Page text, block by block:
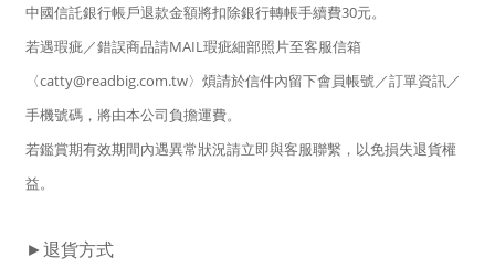
中國信託銀行帳戶退款金額將扣除銀行轉帳手續費30元。
若遇瑕疵／錯誤商品請MAIL瑕疵細部照片至客服信箱
〈catty@readbig.com.tw〉煩請於信件內留下會員帳號／訂單資訊／
手機號碼，將由本公司負擔運費。
若鑑賞期有效期間內遇異常狀況請立即與客服聯繫，以免損失退貨權
益。
►退貨方式